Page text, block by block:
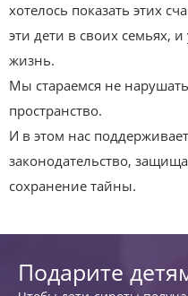
хотелось показать этих
эти дети в своих семьях,
жизнь.
Мы стараемся не
пространство.
И в этом нас
законодательство,
сохранение тайны.
Подарите